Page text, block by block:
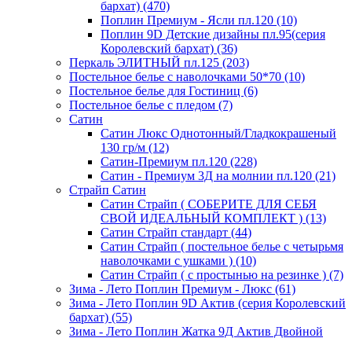
бархат) (470)
Поплин Премиум - Ясли пл.120 (10)
Поплин 9D Детские дизайны пл.95(серия
Королевский бархат) (36)
Перкаль ЭЛИТНЫЙ пл.125 (203)
Постельное белье с наволочками 50*70 (10)
Постельное белье для Гостиниц (6)
Постельное белье с пледом (7)
Сатин
Сатин Люкс Однотонный/Гладкокрашеный
130 гр/м (12)
Сатин-Премиум пл.120 (228)
Сатин - Премиум 3Д на молнии пл.120 (21)
Страйп Сатин
Сатин Страйп ( СОБЕРИТЕ ДЛЯ СЕБЯ
СВОЙ ИДЕАЛЬНЫЙ КОМПЛЕКТ ) (13)
Сатин Страйп стандарт (44)
Сатин Страйп ( постельное белье с четырьмя
наволочками с ушками ) (10)
Сатин Страйп ( с простынью на резинке ) (7)
Зима - Лето Поплин Премиум - Люкс (61)
Зима - Лето Поплин 9D Актив (серия Королевский
бархат) (55)
Зима - Лето Поплин Жатка 9Д Актив Двойной